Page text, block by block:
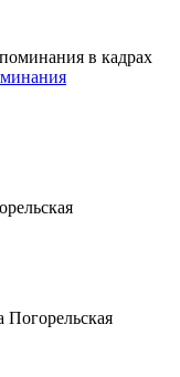
Погорельская